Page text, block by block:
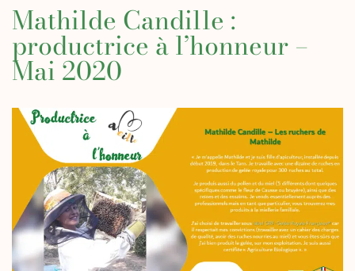
Mathilde Candille :
productrice à l’honneur –
Mai 2020